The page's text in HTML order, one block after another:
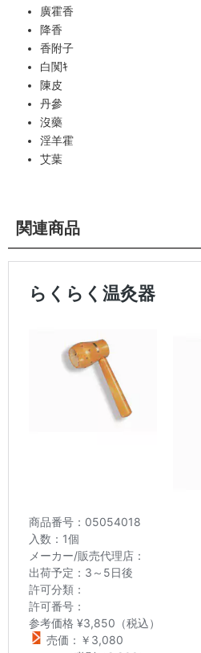
廣霍香
降香
香附子
白闃ｷ
陳皮
丹參
沒藥
淫羊霍
艾葉
関連商品